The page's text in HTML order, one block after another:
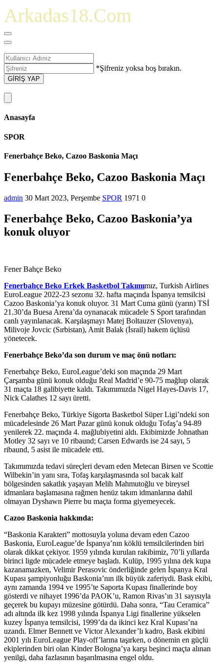
Arkadas18.Com
*Şifreniz yoksa boş bırakın.
GİRİŞ YAP
Anasayfa
SPOR
Fenerbahçe Beko, Cazoo Baskonia Maçı
Fenerbahçe Beko, Cazoo Baskonia Maçı
admin 30 Mart 2023, Perşembe SPOR 1971 0
Fenerbahçe Beko, Cazoo Baskonia’ya
konuk oluyor
Fener Bahçe Beko
Fenerbahçe Beko Erkek Basketbol Takımımız, Turkish Airlines
EuroLeague 2022-23 sezonu 32. hafta maçında İspanya temsilcisi
Cazoo Baskonia’ya konuk oluyor. 31 Mart Cuma günü (yarın) TSİ
21.30’da Buesa Arena’da oynanacak mücadele S Sport tarafından
canlı yayınlanacak. Karşılaşmayı Matej Boltauzer (Slovenya),
Milivoje Jovcic (Sırbistan), Amit Balak (İsrail) hakem üçlüsü
yönetecek.
Fenerbahçe Beko’da son durum ve maç önü notları:
Fenerbahçe Beko, EuroLeague’deki son maçında 29 Mart
Çarşamba günü konuk olduğu Real Madrid’e 90-75 mağlup olarak
31 maçta 18 galibiyette kaldı. Takımımızda Nigel Hayes-Davis 17,
Nick Calathes 12 sayı üretti.
Fenerbahçe Beko, Türkiye Sigorta Basketbol Süper Ligi’ndeki son
mücadelesinde 26 Mart Pazar günü konuk olduğu Tofaş’a 94-89
yenilerek 22. maçında 4. mağlubiyetini aldı. Ekibimizde Johnathan
Motley 32 sayı ve 10 ribaund; Carsen Edwards ise 24 sayı, 5
ribaund, 5 asist ile mücadele etti.
Takımımızda tedavi süreçleri devam eden Metecan Birsen ve Scottie
Wilbekin’in yanı sıra, Tofaş karşılaşmasında sol bacak kalf
bölgesinden sakatlık yaşayan Melih Mahmutoğlu ve bireysel
idmanlara başlamasına rağmen henüz takım idmanlarına dahil
olmayan Dyshawn Pierre bu maçta forma giyemeyecek.
Cazoo Baskonia hakkında:
“Baskonia Karakteri” mottosuyla yoluna devam eden Cazoo
Baskonia, EuroLeague’de İspanya’nın köklü temsilcilerinden biri
olarak dikkat çekiyor. 1959 yılında kurulan rakibimiz, 70’li yıllarda
birinci ligde mücadele etmeye başladı. Kulüp, 1995 yılına dek kupa
kazanamazken, Velimir Perasovic önderliğinde gelen İspanya Kral
Kupası şampiyonluğu Baskonia’nın ilk büyük zaferiydi. Bask ekibi,
aynı zamanda 1994 ve 1995’te Saporta Kupası finallerinde boy
gösterdi ve nihayet 1996’da PAOK’u, Ramon Rivas’ın 31 sayısıyla
geçerek bu kupayı müzesine götürdü. Daha sonra, “Tau Ceramica”
adı altında ilk kez 1998 yılında İspanya Ligi finallerine yükselen
kuzey İspanya temsilcisi, 1999’da da ikinci kez Kral Kupası’na
uzandı. Elmer Bennett ve Victor Alexander’lı kadro, Bask ekibini
2001 yılı EuroLeague Play-off’larına taşırken, o dönemin en güçlü
ekiplerinden biri olan Kinder Bologna’ya karşı beşinci maçta alınan
yenilgi, daha fazlasının başarılmasına engel oldu.